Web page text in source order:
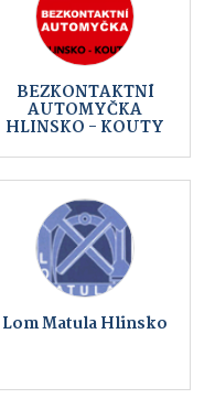
BEZKONTAKTNÍ
AUTOMYČKA
HLINSKO - KOUTY
Lom Matula Hlinsko